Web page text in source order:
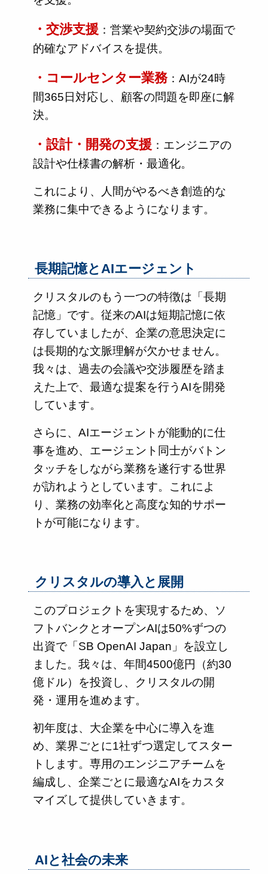
・交渉支援 ：営業や契約交渉の場面で
的確なアドバイスを提供。
・コールセンター業務：AIが24時
間365日対応し、顧客の問題を即座に解
決。
・設計・開発の支援 ：エンジニアの
設計や仕様書の解析・最適化。
これにより、人間がやるべき創造的な
業務に集中できるようになります。
長期記憶とAIエージェント
クリスタルのもう一つの特徴は「長期
記憶」です。従来のAIは短期記憶に依
存していましたが、企業の意思決定に
は長期的な文脈理解が欠かせません。
我々は、過去の会議や交渉履歴を踏ま
えた上で、最適な提案を行うAIを開発
しています。
さらに、AIエージェントが能動的に仕
事を進め、エージェント同士がバトン
タッチをしながら業務を遂行する世界
が訪れようとしています。これによ
り、業務の効率化と高度な知的サポー
トが可能になります。
クリスタルの導入と展開
このプロジェクトを実現するため、ソ
フトバンクとオープンAIは50%ずつの
出資で「SB OpenAI Japan」を設立し
ました。我々は、年間4500億円（約30
億ドル）を投資し、クリスタルの開
発・運用を進めます。
初年度は、大企業を中心に導入を進
め、業界ごとに1社ずつ選定してスター
トします。専用のエンジニアチームを
編成し、企業ごとに最適なAIをカスタ
マイズして提供していきます。
AIと社会の未来